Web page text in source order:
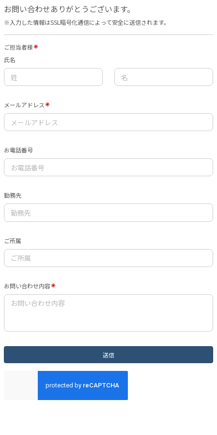
お問い合わせありがとうございます。
※入力した情報はSSL暗号化通信によって安全に送信されます。
ご担当者様
氏名
メールアドレス
お電話番号
勤務先
ご所属
お問い合わせ内容
送信